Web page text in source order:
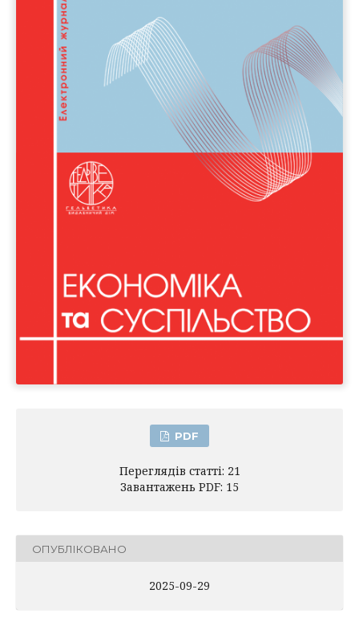
PDF
Переглядів статті: 21
Завантажень PDF: 15
ОПУБЛІКОВАНО
2025-09-29